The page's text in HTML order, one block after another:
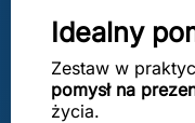
Idealny
Zestaw w
pomysł na
życia.